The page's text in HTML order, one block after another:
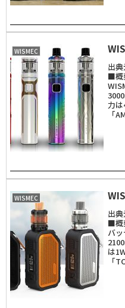
WISMEC
出
■概
力
「
WISMEC
出
■概
バ
は
「